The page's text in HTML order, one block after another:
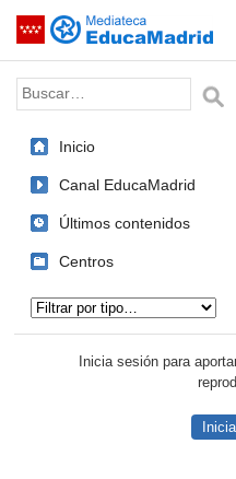
Saltar navegación
Palabra o frase:
Inicio
Canal EducaMadrid
Últimos contenidos
Centros
Inicia sesión para